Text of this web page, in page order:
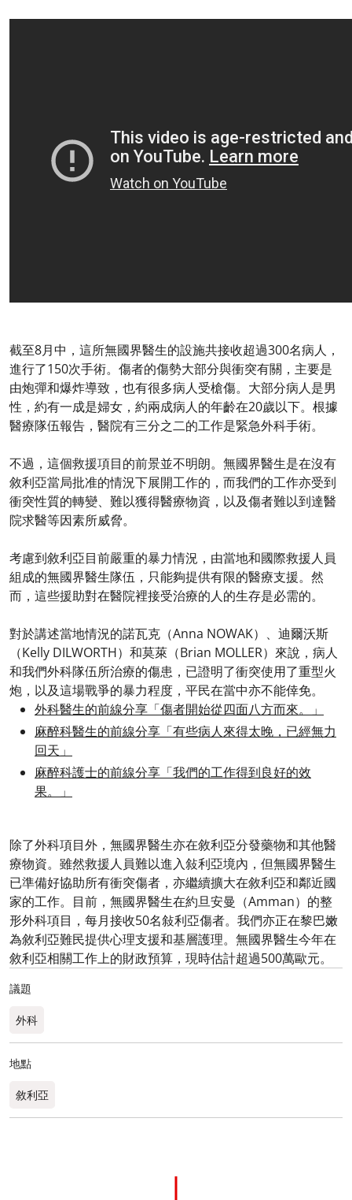
截至8月中，這所無國界醫生的設施共接收超過300名病人，
進行了150次手術。傷者的傷勢大部分與衝突有關，主要是
由炮彈和爆炸導致，也有很多病人受槍傷。大部分病人是男
性，約有一成是婦女，約兩成病人的年齡在20歲以下。根據
醫療隊伍報告，醫院有三分之二的工作是緊急外科手術。
不過，這個救援項目的前景並不明朗。無國界醫生是在沒有
敘利亞當局批准的情況下展開工作的，而我們的工作亦受到
衝突性質的轉變、難以獲得醫療物資，以及傷者難以到達醫
院求醫等因素所威脅。
考慮到敘利亞目前嚴重的暴力情況，由當地和國際救援人員
組成的無國界醫生隊伍，只能夠提供有限的醫療支援。然
而，這些援助對在醫院裡接受治療的人的生存是必需的。
對於講述當地情況的諾瓦克（Anna NOWAK）、迪爾沃斯
（Kelly DILWORTH）和莫萊（Brian MOLLER）來說，病人
和我們外科隊伍所治療的傷患，已證明了衝突使用了重型火
炮，以及這場戰爭的暴力程度，平民在當中亦不能倖免。
外科醫生的前線分享「傷者開始從四面八方而來。」
麻醉科醫生的前線分享「有些病人來得太晚，已經無力
回天」
麻醉科護士的前線分享「我們的工作得到良好的效
果。」
除了外科項目外，無國界醫生亦在敘利亞分發藥物和其他醫
療物資。雖然救援人員難以進入敍利亞境內，但無國界醫生
已準備好協助所有衝突傷者，亦繼續擴大在敘利亞和鄰近國
家的工作。目前，無國界醫生在約旦安曼（Amman）的整
形外科項目，每月接收50名敍利亞傷者。我們亦正在黎巴嫩
為敘利亞難民提供心理支援和基層護理。無國界醫生今年在
敘利亞相關工作上的財政預算，現時估計超過500萬歐元。
議題
外科
地點
敘利亞